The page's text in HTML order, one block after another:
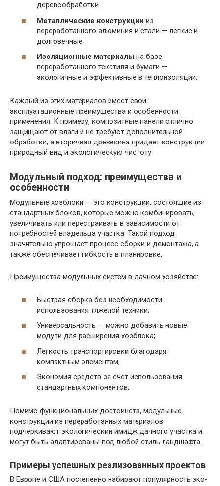
деревообработки.
Металлические конструкции из
переработанного алюминия и стали — легкие и
долговечные.
Изоляционные материалы на базе
переработанного текстиля и бумаги —
экологичные и эффективные в теплоизоляции.
Каждый из этих материалов имеет свои
эксплуатационные преимущества и особенности
применения. К примеру, композитные панели отлично
защищают от влаги и не требуют дополнительной
обработки, а вторичная древесина придает конструкции
природный вид и экологическую чистоту.
Модульный подход: преимущества и
особенности
Модульные хозблоки — это конструкции, состоящие из
стандартных блоков, которые можно комбинировать,
увеличивать или перестраивать в зависимости от
потребностей владельца участка. Такой подход
значительно упрощает процесс сборки и демонтажа, а
также обеспечивает гибкость в планировке.
Преимущества модульных систем в дачном хозяйстве:
Быстрая сборка без необходимости
использования тяжелой техники;
Универсальность — можно добавить новые
модули для расширения хозблока;
Легкость транспортировки благодаря
компактным элементам;
Экономия средств за счёт использования
стандартных компонентов.
Помимо функциональных достоинств, модульные
конструкции из переработанных материалов
подчёркивают экологический имидж дачного участка и
могут быть адаптированы под любой стиль ландшафта.
Примеры успешных реализованных проектов
В Европе и США постепенно набирают популярность эко-